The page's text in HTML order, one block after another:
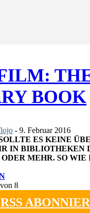
BOOK
- 9. Februar 2016
ES KEINE
IN BIBLIOTHEKEN
MEHR. SO WIE
8
RSS